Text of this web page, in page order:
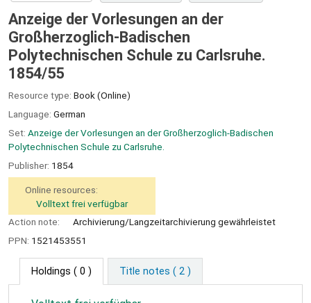
Anzeige der Vorlesungen an der
Großherzoglich-Badischen
Polytechnischen Schule zu Carlsruhe.
1854/55
Resource type: Book (Online)
Language: German
Set: Anzeige der Vorlesungen an der Großherzoglich-Badischen
Polytechnischen Schule zu Carlsruhe.
Publisher: 1854
Online resources:
Volltext frei verfügbar
Action note:
Archivierung/Langzeitarchivierung gewährleistet
PPN: 1521453551
Holdings ( 0 ) Title notes ( 2 )